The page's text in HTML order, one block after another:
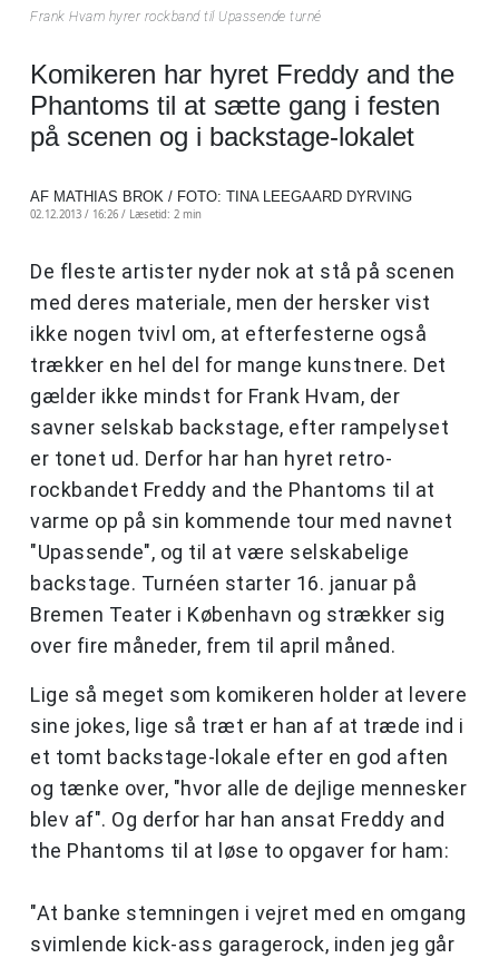
Frank Hvam hyrer rockband til Upassende turné
Komikeren har hyret Freddy and the
Phantoms til at sætte gang i festen
på scenen og i backstage-lokalet
AF MATHIAS BROK / FOTO: TINA LEEGAARD DYRVING
02.12.2013 / 16:26 / Læsetid: 2 min
De fleste artister nyder nok at stå på scenen
med deres materiale, men der hersker vist
ikke nogen tvivl om, at efterfesterne også
trækker en hel del for mange kunstnere. Det
gælder ikke mindst for Frank Hvam, der
savner selskab backstage, efter rampelyset
er tonet ud. Derfor har han hyret retro-
rockbandet Freddy and the Phantoms til at
varme op på sin kommende tour med navnet
"Upassende", og til at være selskabelige
backstage. Turnéen starter 16. januar på
Bremen Teater i København og strækker sig
over fire måneder, frem til april måned.
Lige så meget som komikeren holder at levere
sine jokes, lige så træt er han af at træde ind i
et tomt backstage-lokale efter en god aften
og tænke over, "hvor alle de dejlige mennesker
blev af". Og derfor har han ansat Freddy and
the Phantoms til at løse to opgaver for ham:
"At banke stemningen i vejret med en omgang
svimlende kick-ass garagerock, inden jeg går